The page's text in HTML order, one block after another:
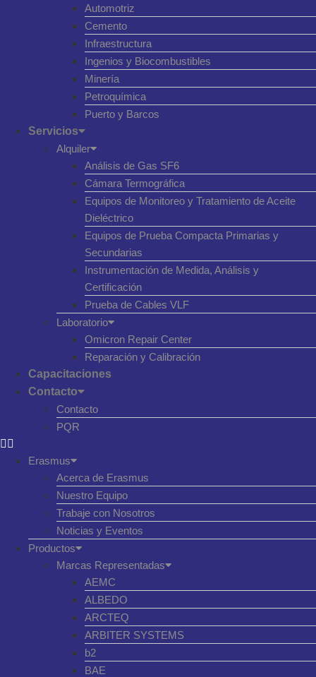
Automotriz
Cemento
Infraestructura
Ingenios y Biocombustibles
Minería
Petroquímica
Puerto y Barcos
Servicios
Alquiler
Análisis de Gas SF6
Cámara Termográfica
Equipos de Monitoreo y Tratamiento de Aceite
Dieléctrico
Equipos de Prueba Compacta Primarias y
Secundarias
Instrumentación de Medida, Análisis y
Certificación
Prueba de Cables VLF
Laboratorio
Omicron Repair Center
Reparación y Calibración
Capacitaciones
Contacto
Contacto
PQR
Erasmus
Acerca de Erasmus
Nuestro Equipo
Trabaje con Nosotros
Noticias y Eventos
Productos
Marcas Representadas
AEMC
ALBEDO
ARCTEQ
ARBITER SYSTEMS
b2
BAE